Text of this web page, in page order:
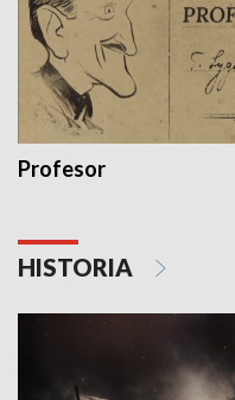
Profesor
HISTORIA